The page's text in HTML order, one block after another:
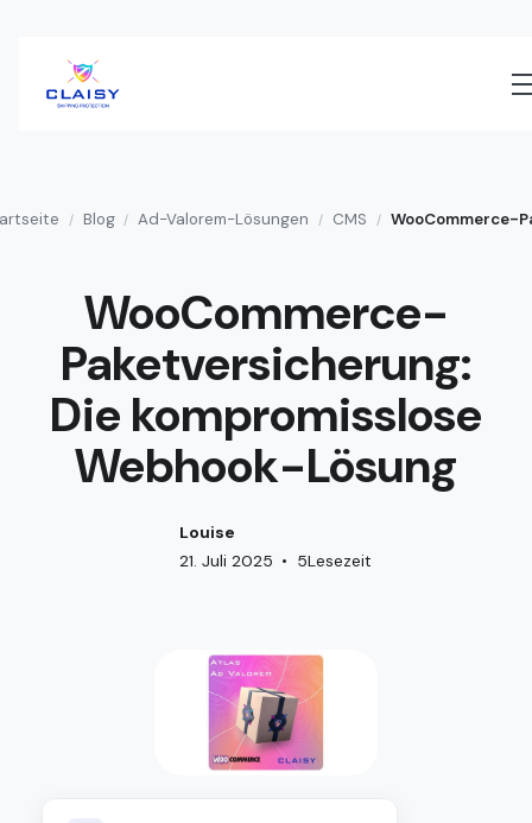
/ Blog / Ad-Valorem-Lösungen / CMS /
WooCommerce-
Paketversicherung:
Die kompromisslose
Webhook-Lösung
Louise
21. Juli 2025 • 5Lesezeit